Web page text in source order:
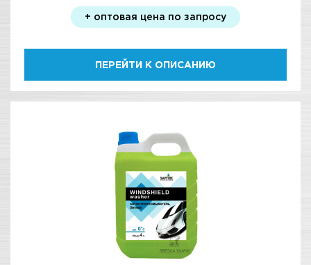
+ оптовая цена по запросу
ПЕРЕЙТИ К ОПИСАНИЮ